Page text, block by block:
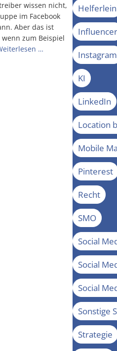
wis­sen nicht,
im Face­book
Aber das ist
zum Bei­spiel
…
Helferlein
Influencer
Instagram
KI
LinkedIn
Location
Mobile
Pinterest
Recht
SMO
Social
Social
Social
Sonstige
Strategie